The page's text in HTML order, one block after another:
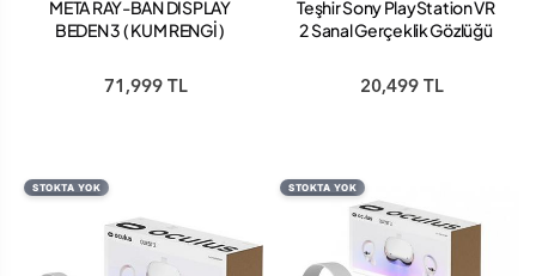
META RAY-BAN DISPLAY
BEDEN 3 ( KUM RENGİ )
71,999 TL
Teşhir Sony PlayStation VR
2 Sanal Gerçeklik Gözlüğü
20,499 TL
STOKTA YOK STOKTA YOK